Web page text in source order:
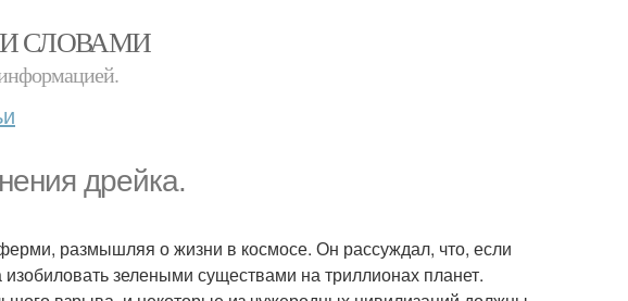
СЛОВАМИ
дрейка.
размышляя о жизни в космосе. Он рассуждал, что, если
зелеными существами на триллионах планет.